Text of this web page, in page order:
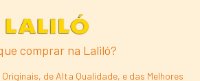
comprar na Laliló?
de Alta Qualidade, e das Melhores